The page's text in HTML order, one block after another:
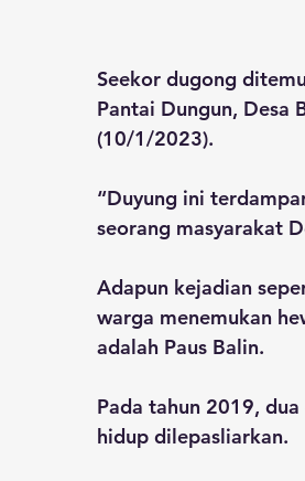
Seekor dugong
Pantai Dungun, Desa
(10/1/2023).
“Duyung ini
seorang masyarakat
Adapun kejadian
warga menemukan
adalah Paus Balin.
Pada tahun 2019,
hidup dilepasliarkan.